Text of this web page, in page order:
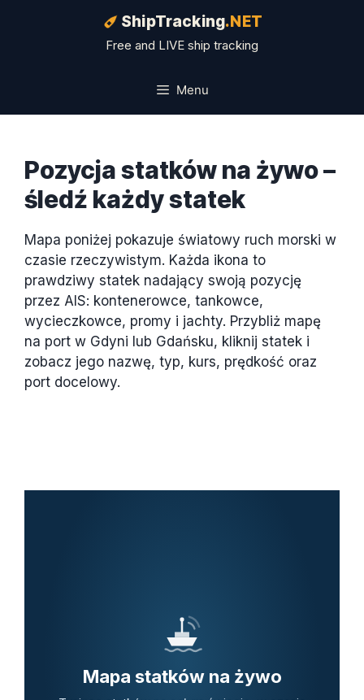
ShipTracking.NET
Free and LIVE ship tracking
Menu
Pozycja statków na żywo –
śledź każdy statek
Mapa poniżej pokazuje światowy ruch morski w
czasie rzeczywistym. Każda ikona to
prawdziwy statek nadający swoją pozycję
przez AIS: kontenerowce, tankowce,
wycieczkowce, promy i jachty. Przybliż mapę
na port w Gdyni lub Gdańsku, kliknij statek i
zobacz jego nazwę, typ, kurs, prędkość oraz
port docelowy.
Mapa statków na żywo